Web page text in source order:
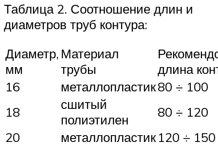
Таблица 2. Соотношение длин и
диаметров труб контура:
Диаметр,
мм
Материал
трубы
длина
16
металлопластик80 ÷ 100
18
сшитый
полиэтилен
80 ÷ 120
20
металлопластик 120 ÷ 150